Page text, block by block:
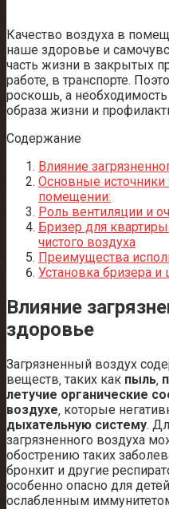
Качество воздуха в
наше здоровье и
часть жизни в закрытых
работе‚ в транспорте.
роскошь‚ а
образа жизни и
Содержание
Влияние
Основные источники
помещении:
Роль вентиляции и
Бризер для
чистого воздуха
Преимущества
Установка бризера и
Влияние
здоровье
Загрязненный воздух
веществ‚ таких как пыль
летучие органические
воздухе ‚ которые
дыхательную систему.
загрязненного воздуха
обострению таких
бронхит и другие
особенно опасно для
ослабленным